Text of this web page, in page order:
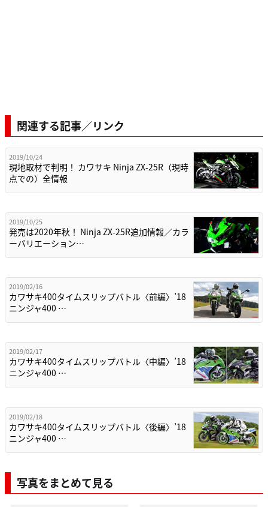
関連する記事／リンク
2019/10/24
現地取材で判明！ カワサキ Ninja ZX-25R（現時
点での）全情報
2019/10/25
発売は2020年秋！ Ninja ZX-25R追加情報／カラ
ーバリエーション…
2019/02/16
カワサキ400タイムスリップバトル〈前編〉’18
ニンジャ400 …
2019/02/17
カワサキ400タイムスリップバトル〈中編〉’18
ニンジャ400 …
2019/02/18
カワサキ400タイムスリップバトル〈後編〉’18
ニンジャ400 …
写真をまとめて見る